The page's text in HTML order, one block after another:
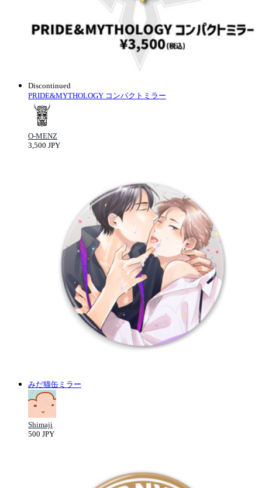
Discontinued
PRIDE&MYTHOLOGY コンパクトミラー
O-MENZ
3,500 JPY
みだ猫缶ミラー
Shimaji
500 JPY